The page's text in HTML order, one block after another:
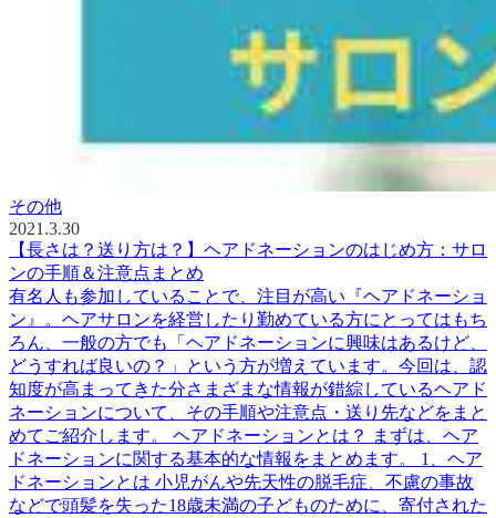
その他
2021.3.30
【長さは？送り方は？】ヘアドネーションのはじめ方：サロ
ンの手順＆注意点まとめ
有名人も参加していることで、注目が高い『ヘアドネーショ
ン』。ヘアサロンを経営したり勤めている方にとってはもち
ろん、一般の方でも「ヘアドネーションに興味はあるけど、
どうすれば良いの？」という方が増えています。今回は、認
知度が高まってきた分さまざまな情報が錯綜しているヘアド
ネーションについて、その手順や注意点・送り先などをまと
めてご紹介します。 ヘアドネーションとは？ まずは、ヘア
ドネーションに関する基本的な情報をまとめます。 1、ヘア
ドネーションとは 小児がんや先天性の脱毛症、不慮の事故
などで頭髪を失った18歳未満の子どものために、寄付された